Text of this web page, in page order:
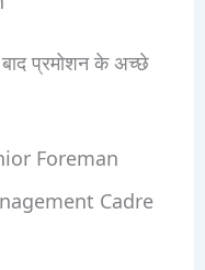
प्रमोशन के अच्छे
Foreman
Cadre